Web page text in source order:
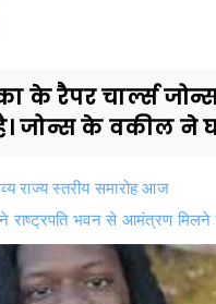
के रैपर चार्ल्स
जोन्स के वकील ने
राज्य स्तरीय समारोह आज
राष्ट्रपति भवन से आमंत्रण मिलने